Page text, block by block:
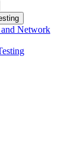
Network